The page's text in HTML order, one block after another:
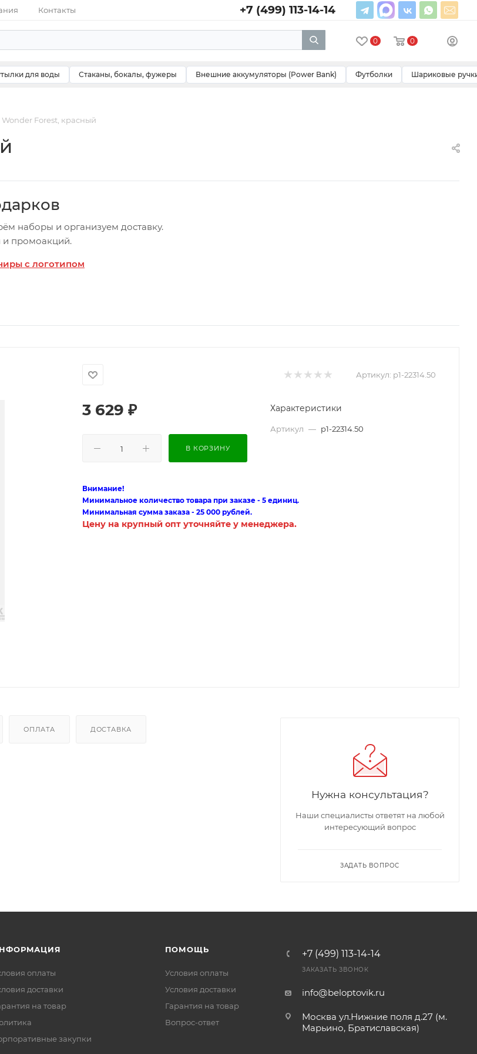
Контакты +7 (499) 113-14-14
0 0
для воды Стаканы, бокалы, фужеры Внешние аккумуляторы (Power Bank) Футболки Шариковые
Forest, красный
наборы и организуем доставку.
и промоакций.
с логотипом
Артикул: p1-22314.50
3 629 ₽
В КОРЗИНУ
Характеристики
Артикул — p1-22314.50
Внимание!
Минимальное количество товара при заказе - 5 единиц.
Минимальная сумма заказа - 25 000 рублей.
Цену на крупный опт уточняйте у менеджера.
ОПЛАТА ДОСТАВКА
Нужна консультация?
Наши специалисты ответят на любой
интересующий вопрос
ЗАДАТЬ ВОПРОС
оплаты
доставки
на товар
закупки
ПОМОЩЬ
Условия оплаты
Условия доставки
Гарантия на товар
Вопрос-ответ
+7 (499) 113-14-14
ЗАКАЗАТЬ ЗВОНОК
info@beloptovik.ru
Москва ул.Нижние поля д.27 (м.
Марьино, Братиславская)